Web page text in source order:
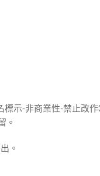
示-非商業性-禁止改
。
。